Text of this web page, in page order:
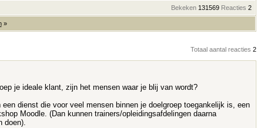
Bekeken 131569 Reacties 2
»
Totaal aantal reacties 2
je ideale klant, zijn het mensen waar je blij van wordt?
dienst die voor veel mensen binnen je doelgroep toegankelijk is, een
Moodle. (Dan kunnen trainers/opleidingsafdelingen daarna
doen).